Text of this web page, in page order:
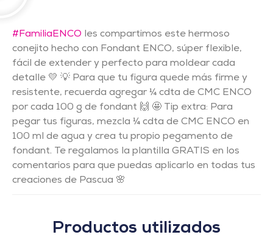
#FamiliaENCO les compartimos este hermoso
conejito hecho con Fondant ENCO, súper flexible,
fácil de extender y perfecto para moldear cada
detalle 💛 💡 Para que tu figura quede más firme y
resistente, recuerda agregar ¼ cdta de CMC ENCO
por cada 100 g de fondant 🙌 🤩 Tip extra: Para
pegar tus figuras, mezcla ¼ cdta de CMC ENCO en
100 ml de agua y crea tu propio pegamento de
fondant. Te regalamos la plantilla GRATIS en los
comentarios para que puedas aplicarlo en todas tus
creaciones de Pascua 🌸
Productos utilizados